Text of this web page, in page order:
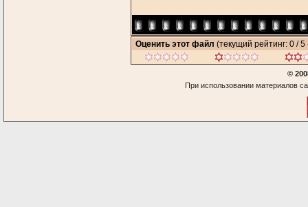
Оценить этот файл (текущий рейтинг: 0 / 5
©
При использовании материалов